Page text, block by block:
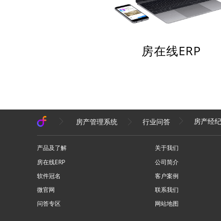
房在线ERP
房产管理系统 行业问答 房产经
产品及了解
房在线ERP
软件冠名
微官网
问答专区
关于我们
公司简介
客户案例
联系我们
网站地图